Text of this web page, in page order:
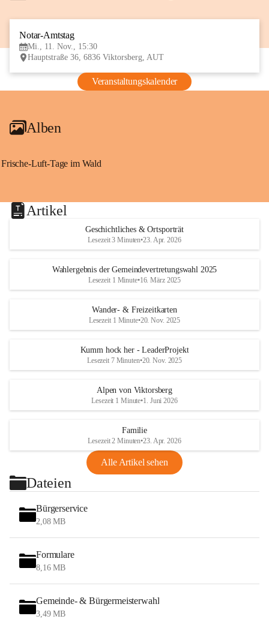
Notar-Amtstag
Mi., 11. Nov., 15:30
Hauptstraße 36, 6836 Viktorsberg, AUT
Veranstaltungskalender
Alben
Frische-Luft-Tage im Wald
Artikel
Geschichtliches & Ortsporträt
Lesezeit 3 Minuten•23. Apr. 2026
Wahlergebnis der Gemeindevertretungswahl 2025
Lesezeit 1 Minute•16. März 2025
Wander- & Freizeitkarten
Lesezeit 1 Minute•20. Nov. 2025
Kumm hock her - LeaderProjekt
Lesezeit 7 Minuten•20. Nov. 2025
Alpen von Viktorsberg
Lesezeit 1 Minute•1. Juni 2026
Familie
Lesezeit 2 Minuten•23. Apr. 2026
Alle Artikel sehen
Dateien
Bürgerservice
2,08 MB
Formulare
8,16 MB
Gemeinde- & Bürgermeisterwahl
3,49 MB